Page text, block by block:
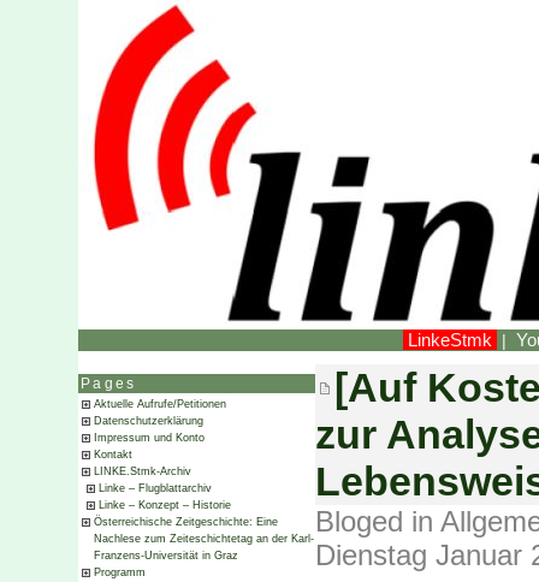
LinkeStmk |
Pages
Aktuelle Aufrufe/Petitionen
Datenschutzerklärung
Impressum und Konto
Kontakt
LINKE.Stmk-Archiv
Linke – Flugblattarchiv
Linke – Konzept – Historie
Österreichische Zeitgeschichte: Eine
Nachlese zum Zeiteschichtetag an der Karl-
Franzens-Universität in Graz
Programm
[Auf
zur
Bloged in
Dienstag Januar